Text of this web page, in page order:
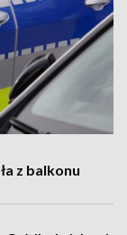
z balkonu